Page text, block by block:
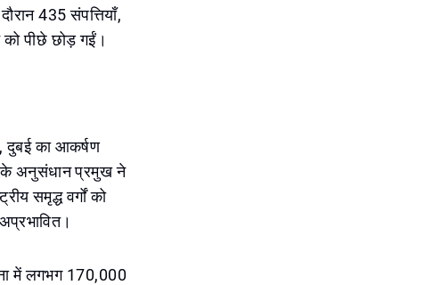
435 संपत्तियाँ,
पीछे छोड़ गईं।
दुबई का आकर्षण
के अनुसंधान प्रमुख ने
समृद्ध वर्गों को
में लगभग 170,000